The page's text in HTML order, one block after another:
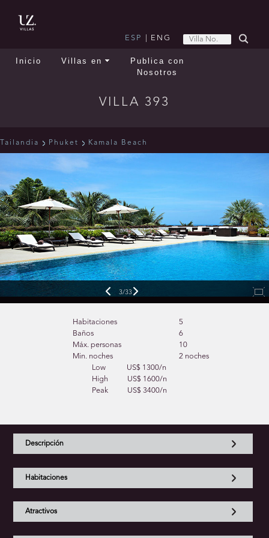
ESP ENG
Inicio Villas en
Publica con
Nosotros
VILLA 393
Tailandia Phuket Kamala Beach
3/33
Habitaciones
5
Baños
6
Máx. personas
10
Min. noches
2 noches
Low
US$ 1300/n
High
US$ 1600/n
Peak
US$ 3400/n
Descripción
Habitaciones
Habitaciones
Atractivos